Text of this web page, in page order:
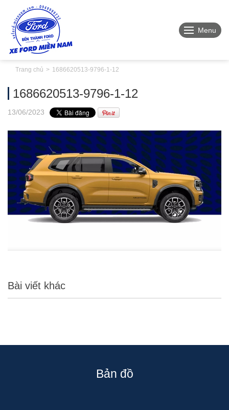
Menu
Trang chủ 1686620513-9796-1-12
1686620513-9796-1-12
13/06/2023
Bài viết khác
Bản đồ